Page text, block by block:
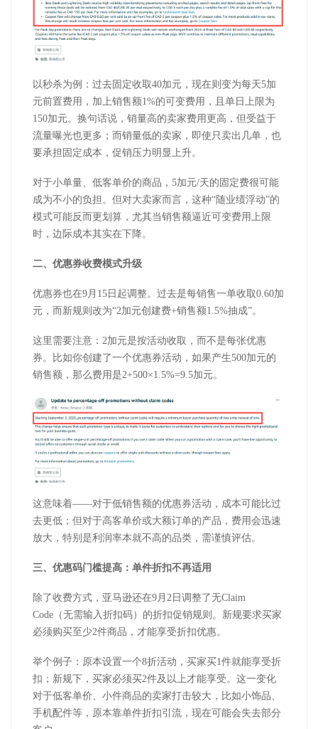
以秒杀为例：过去固定收取40加元，现在则变为每天5加
元前置费用，加上销售额1%的可变费用，且单日上限为
150加元。换句话说，销量高的卖家费用更高，但受益于
流量曝光也更多；而销量低的卖家，即使只卖出几单，也
要承担固定成本，促销压力明显上升。
对于小单量、低客单价的商品， 5加元/天的固定费很可能
成为不小的负担。但对大卖家而言，这种“随业绩浮动”的
模式可能反而更划算，尤其当销售额逼近可变费用上限
时，边际成本其实在下降。
二、优惠券收费模式升级
优惠券也在9月 15 日起调整。过去是每销售一单收取0.60加
元，而新规则改为“2加元创建费+销售额1.5%抽成”。
这里需要注意： 2加元是按活动收取，而不是每张优惠
券。比如你创建了一个优惠券活动，如果产生500加元的
销售额，那么费用是2+500×1.5%=9.5加元。
这意味着——对于低销售额的优惠券活动，成本可能比过
去更低；但对于高客单价或大额订单的产品，费用会迅速
放大，特别是利润率本就不高的品类，需谨慎评估。
三、优惠码门槛提高：单件折扣不再适用
除了收费方式，亚马逊还在9 月 2 日调整了无Claim
Code （无需输入折扣码）的折扣促销规则。新规要求买家
必须购买至少2件商品，才能享受折扣优惠。
举个例子：原本设置一个8折活动，买家买1件就能享受折
扣；新规下，买家必须买2件及以上才能享受。这一变化
对于低客单价、小件商品的卖家打击较大，比如小饰品、
手机配件等，原本靠单件折扣引流，现在可能会失去部分